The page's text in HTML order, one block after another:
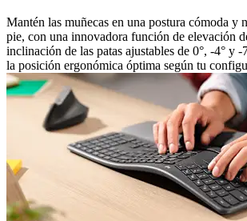
Mantén las muñecas en una postura cómoda y
pie, con una innovadora función de elevación
inclinación de las patas ajustables de 0°, -4° y -
la posición ergonómica óptima según tu